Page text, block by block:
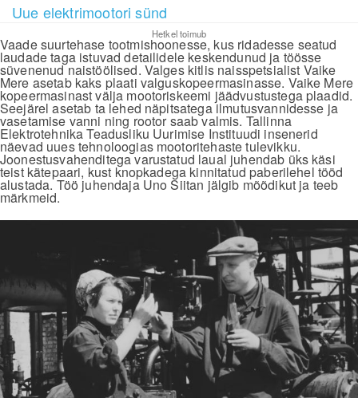
Uue elektrimootori sünd
Hetkel toimub
Vaade suurtehase tootmishoonesse, kus ridadesse seatud
laudade taga istuvad detailidele keskendunud ja töösse
süvenenud naistöölised. Valges kitlis naisspetsialist Vaike
Mere asetab kaks plaati valguskopeermasinasse. Vaike Mere
kopeermasinast välja mootoriskeemi jäädvustustega plaadid.
Seejärel asetab ta lehed näpitsatega ilmutusvannidesse ja
vasetamise vanni ning rootor saab valmis. Tallinna
Elektrotehnika Teadusliku Uurimise Instituudi insenerid
näevad uues tehnoloogias mootoritehaste tulevikku.
Joonestusvahenditega varustatud laual juhendab üks käsi
teist kätepaari, kust knopkadega kinnitatud paberilehel tööd
alustada. Töö juhendaja Uno Siitan jälgib mõõdikut ja teeb
märkmeid.